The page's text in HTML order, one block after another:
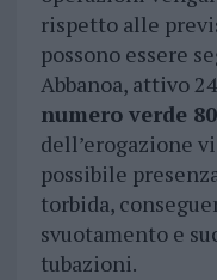
rispetto alle
possono essere
Abbanoa, attivo
numero verde
dell’erogazione
possibile
torbida,
svuotamento e
tubazioni.